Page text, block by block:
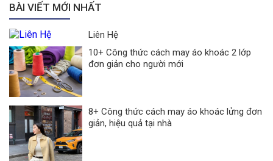
BÀI VIẾT MỚI NHẤT
Liên Hệ
10+ Công thức cách may áo khoác 2 lớp
đơn giản cho người mới
8+ Công thức cách may áo khoác lửng đơn
giản, hiệu quả tại nhà